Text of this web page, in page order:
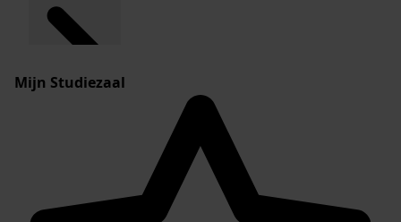
Mijn Studiezaal